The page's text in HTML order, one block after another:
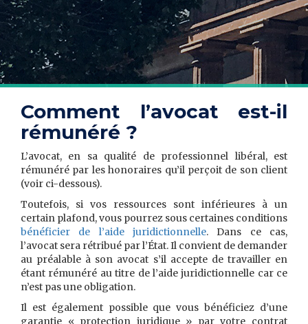
Comment l’avocat est-il
rémunéré ?
L’avocat, en sa qualité de professionnel libéral, est
rémunéré par les honoraires qu’il perçoit de son client
(voir ci-dessous).
Toutefois, si vos ressources sont inférieures à un
certain plafond, vous pourrez sous certaines conditions
bénéficier de l’aide juridictionnelle. Dans ce cas,
l’avocat sera rétribué par l’État. Il convient de demander
au préalable à son avocat s’il accepte de travailler en
étant rémunéré au titre de l’aide juridictionnelle car ce
n’est pas une obligation.
Il est également possible que vous bénéficiez d’une
garantie « protection juridique » par votre contrat